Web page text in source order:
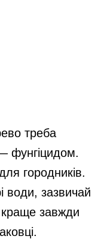
треба
фунгіцидом.
городників.
води, зазвичай
краще завжди